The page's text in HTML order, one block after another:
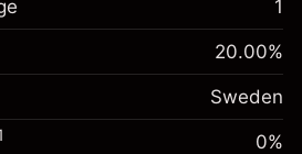
Hebelwirkung
~
-0.006562%
(-SEK 0.30)
1
20.00%
Sweden
0%